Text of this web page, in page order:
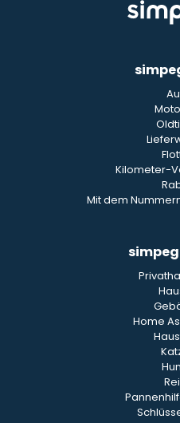
Kilometer-
Mit dem
Home